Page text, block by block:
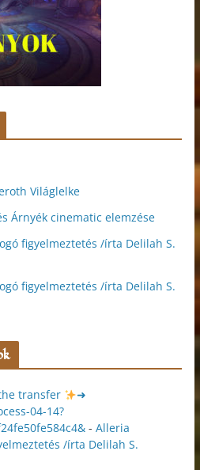
Világlelke
Árnyék cinematic elemzése
figyelmeztetés /írta Delilah S.
figyelmeztetés /írta Delilah S.
transfer
➜
04-14?
- Alleria
/írta Delilah S.